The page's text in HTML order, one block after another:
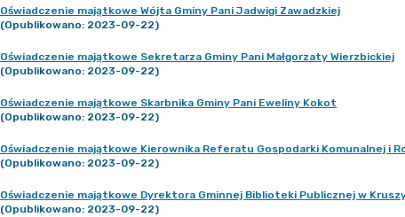
Oświadczenie majątkowe Wójta Gminy Pani Jadwigi Zawadzkiej
(Opublikowano: 2023-09-22)
Oświadczenie majątkowe Sekretarza Gminy Pani Małgorzaty Wierzbickiej
(Opublikowano: 2023-09-22)
Oświadczenie majątkowe Skarbnika Gminy Pani Eweliny Kokot
(Opublikowano: 2023-09-22)
Oświadczenie majątkowe Kierownika Referatu Gospodarki Komunalnej i
(Opublikowano: 2023-09-22)
Oświadczenie majątkowe Dyrektora Gminnej Biblioteki Publicznej w
(Opublikowano: 2023-09-22)